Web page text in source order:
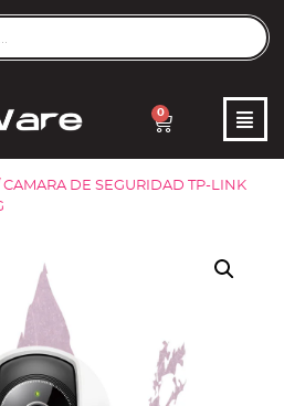
0
CAMARA DE SEGURIDAD TP-LINK